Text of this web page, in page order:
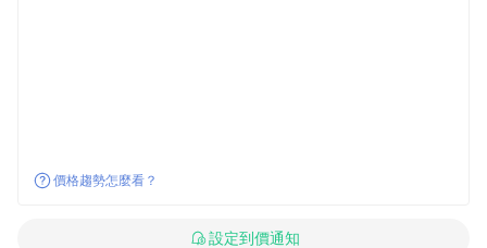
價格趨勢怎麼看？
設定到價通知